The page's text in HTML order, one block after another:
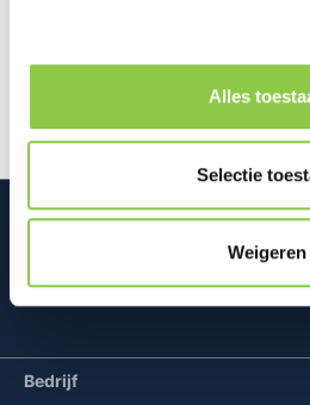
Alles
Selectie
Weigeren
Dit flexibele Thin gel hoesje
Bedrijf